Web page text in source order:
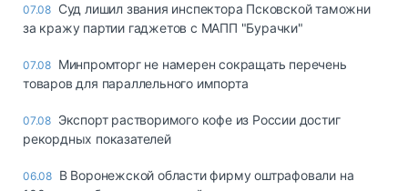
07.08 Суд лишил звания инспектора Псковской таможни
за кражу партии гаджетов с МАПП "Бурачки"
07.08 Минпромторг не намерен сокращать перечень
товаров для параллельного импорта
07.08 Экспорт растворимого кофе из России достиг
рекордных показателей
06.08 В Воронежской области фирму оштрафовали на